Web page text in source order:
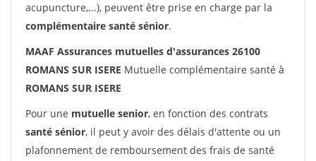
acupuncture,...), peuvent être prise en charge par la
complémentaire santé sénior.
MAAF Assurances mutuelles d'assurances 26100
ROMANS SUR ISERE Mutuelle complémentaire santé à
ROMANS SUR ISERE
Pour une mutuelle senior, en fonction des contrats
santé sénior, il peut y avoir des délais d'attente ou un
plafonnement de remboursement des frais de santé